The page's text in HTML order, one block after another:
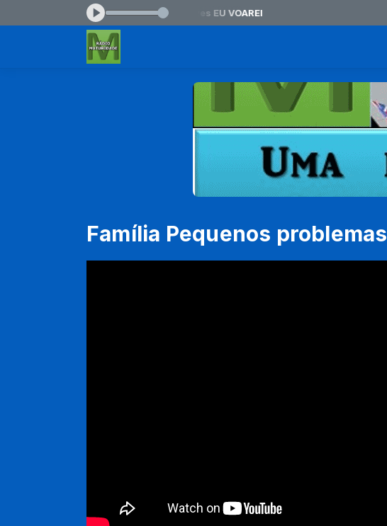
Tocando agora: Darcy Gonçalves EU VOAREI
Família Pequenos problemas